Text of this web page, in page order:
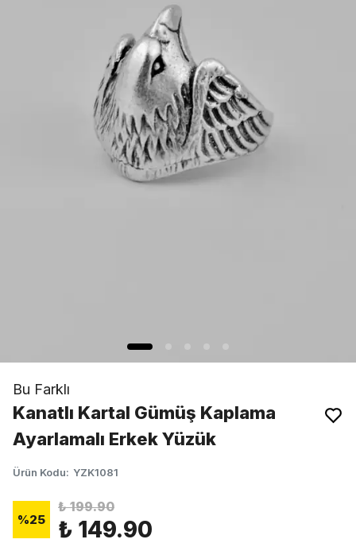
Bu Farklı
Kanatlı Kartal Gümüş Kaplama
Ayarlamalı Erkek Yüzük
Ürün Kodu: YZK1081
%25
₺ 199.90
₺ 149.90